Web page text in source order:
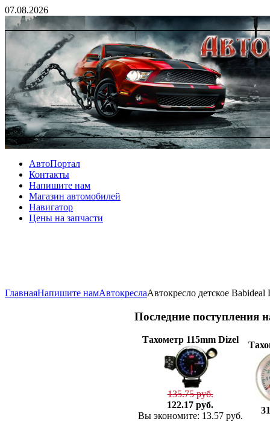
07.08.2026
АвтоПортал
Контакты
Напишите нам
Магазин автомобилей
Навигатор
Цены на запчасти
ГлавнаяНапишите намАвтокреслаАвтокресло детское
Последние поступления
Тахометр 115mm Dizel
135.75 руб.
122.17 руб.
Вы экономите: 13.57 руб.